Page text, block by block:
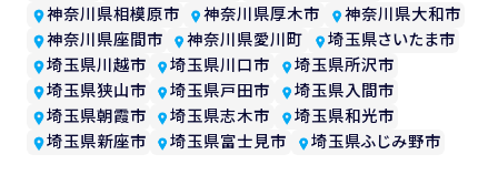
神奈川県相模原市
神奈川県厚木市
神奈川県大和市
神奈川県座間市
神奈川県愛川町
埼玉県さいたま市
埼玉県川越市
埼玉県川口市
埼玉県所沢市
埼玉県狭山市
埼玉県戸田市
埼玉県入間市
埼玉県朝霞市
埼玉県志木市
埼玉県和光市
埼玉県新座市
埼玉県富士見市 埼玉県ふじみ野市